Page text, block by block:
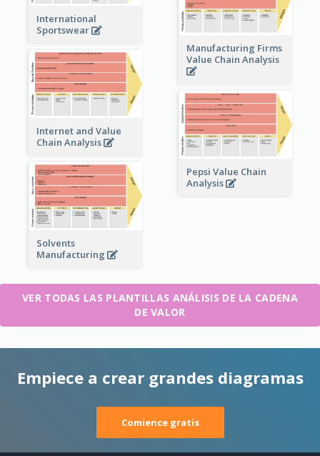
International
Sportswear
Manufacturing Firms
Value Chain Analysis
Internet and Value
Chain Analysis
Pepsi Value Chain
Analysis
Solvents
Manufacturing
VER TODAS LAS PLANTILLAS ANÁLISIS DE LA CADENA
DE VALOR
Empiece a crear grandes diagramas
Comience gratis